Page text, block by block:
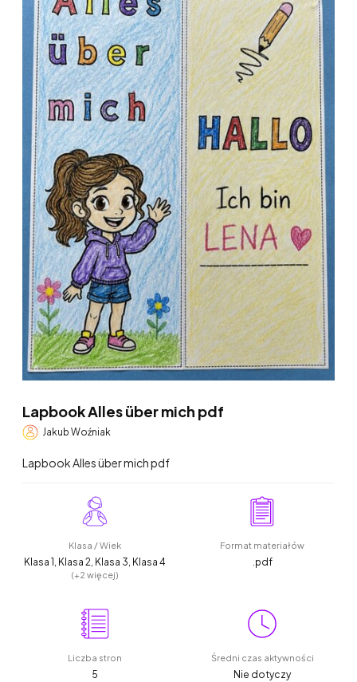
Lapbook Alles über mich pdf
Jakub Woźniak
Lapbook Alles über mich pdf
Klasa / Wiek
Klasa 1, Klasa 2, Klasa 3, Klasa 4
(+2 więcej)
Format materiałów
.pdf
Liczba stron
5
Średni czas aktywności
Nie dotyczy